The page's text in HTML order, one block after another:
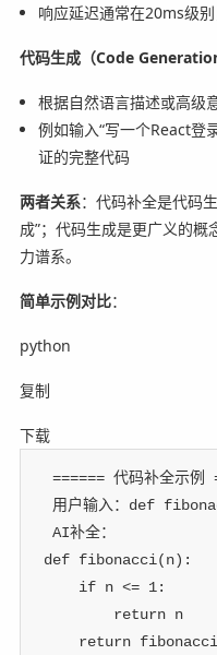
响应延迟通常在20ms级
代码生成（Code Generation
根据自然语言描述或高级
例如输入“写一个React登
证的完整代码
两者关系：代码补全是代码
成”；代码生成是更广义的
力谱系。
简单示例对比：
python
复制
下载
====== 代码补全示例
用户输入：def
AI补全：
def fibonacci(n) :
if n <= 1:
return n
return fibonacci